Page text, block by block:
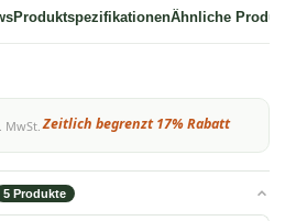
ProduktspezifikationenÄhnliche
MwSt. Zeitlich begrenzt 17% Rabatt
5 Produkte